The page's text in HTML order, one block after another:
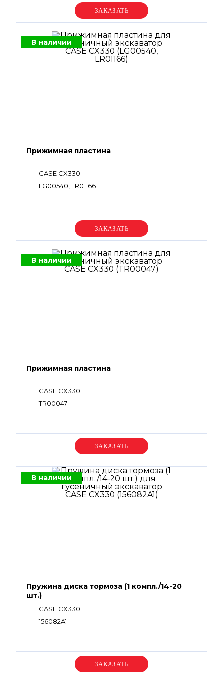
Уточняйте цену
В наличии
Прижимная пластина
CASE CX330
LG00540, LR01166
Уточняйте цену
В наличии
Прижимная пластина
CASE CX330
TR00047
Уточняйте цену
В наличии
Пружина диска тормоза (1 компл./14-20
шт.)
CASE CX330
156082A1
Уточняйте цену